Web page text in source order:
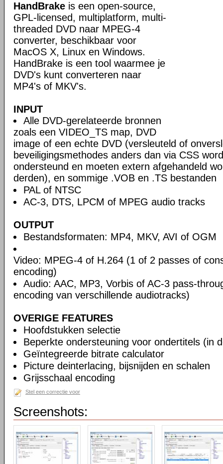
HandBrake is een open-source,
GPL-licensed, multiplatform, multi-
threaded DVD naar MPEG-4
converter, beschikbaar voor
MacOS X, Linux en Windows.
HandBrake is een tool waarmee je
DVD's kunt converteren naar
MP4's of MKV's.
INPUT
Alle DVD-gerelateerde bronnen
zoals een VIDEO_TS map, DVD
image of een echte DVD (versleuteld of
beveiligingsmethodes anders dan via CSS
ondersteund en moeten extern afgehandeld
derden), en sommige .VOB en .TS bestanden
PAL of NTSC
AC-3, DTS, LPCM of MPEG audio tracks
OUTPUT
Bestandsformaten: MP4, MKV, AVI of OGM
Video: MPEG-4 of H.264 (1 of 2 passes of
encoding)
Audio: AAC, MP3, Vorbis of AC-3 pass-
encoding van verschillende audiotracks)
OVERIGE FEATURES
Hoofdstukken selectie
Beperkte ondersteuning voor ondertitels (in
Geïntegreerde bitrate calculator
Picture deinterlacing, bijsnijden en schalen
Grijsschaal encoding
Stel een correctie voor
Screenshots: